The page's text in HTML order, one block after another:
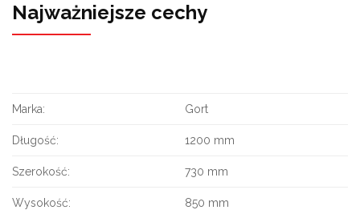
Najważniejsze cechy
Marka: Gort
Długość: 1200 mm
Szerokość: 730 mm
Wysokość: 850 mm